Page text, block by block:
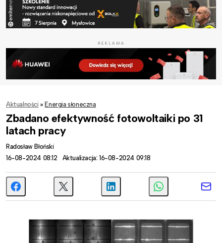
REKLAMA
Aktualności » Energia słoneczna
Zbadano efektywność fotowoltaiki po 31
latach pracy
Radosław Błoński
16-08-2024 08:12
Aktualizacja: 16-08-2024 09:18